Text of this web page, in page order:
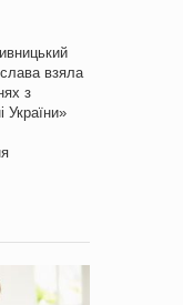
взяла
з
України»